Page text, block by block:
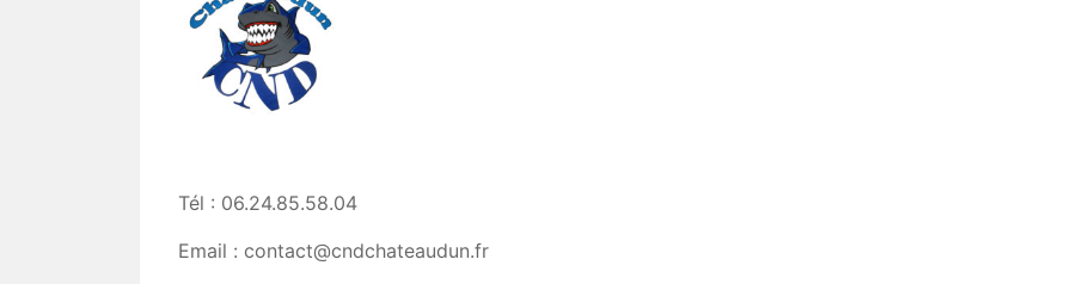
Tél : 06.24.85.58.04
Email : contact@cndchateaudun.fr